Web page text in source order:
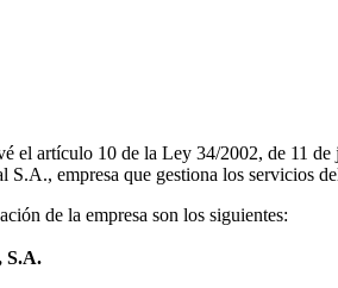
el artículo 10 de la Ley 34/2002, de 11
empresa que gestiona los servicios
de la empresa son los siguientes:
S.A.